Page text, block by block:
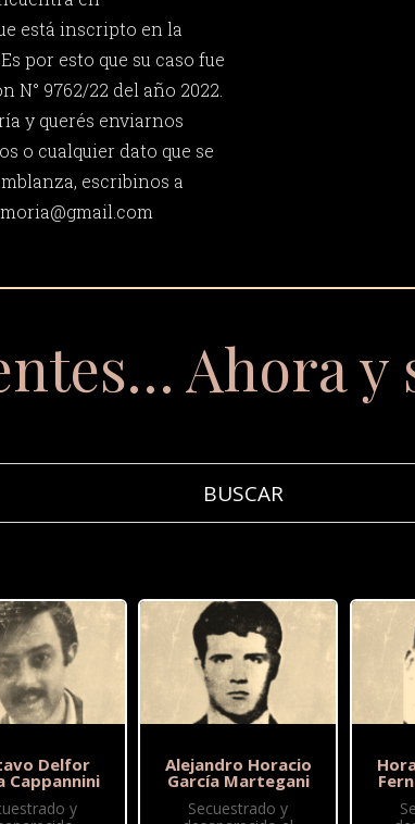
está inscripto en la
por esto que su caso fue
9762/22 del año 2022.
y querés enviarnos
o cualquier dato que se
escribinos a
Ahora y
Delfor
Cappannini
y
Alejandro Horacio
García Martegani
Secuestrado y